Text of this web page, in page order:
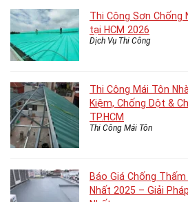
Thi Công Sơn Chống
tại HCM 2026
Dịch Vụ Thi Công
Thi Công Mái Tôn
Kiệm, Chống Dột &
TP.HCM
Thi Công Mái Tôn
Báo Giá Chống
Nhất 2025 – Giải